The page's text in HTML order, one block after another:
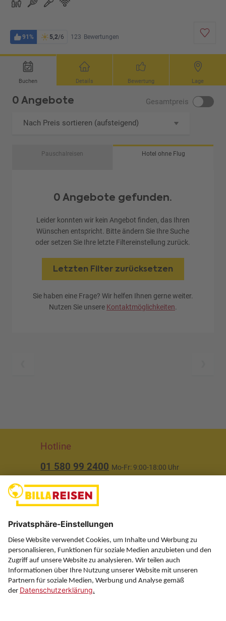
91% 5,2/6 123 Bewertungen
Buchen Details Bewertung Lage
0 Angebote Gesamtpreis
Nach Preis sortieren (aufsteigend)
Pauschalreisen Hotel ohne Flug
0 Angebote gefunden.
Leider konnten wir kein Angebot finden, das Ihren
Wünschen entspricht. Bitte ändern Sie Ihre Suche
oder setzen Sie Ihre letzte Filtereinstellung zurück.
Letzten Filter zurücksetzen
Sie haben eine Frage? Wir helfen Ihnen gerne weiter.
Nutzen Sie unsere Kontaktmöglichkeiten.
Hotline
01 580 99 2400 Mo-Fr: 9:00-18:00 Uhr
Über uns
Service
Information
Folgen Sie uns auf